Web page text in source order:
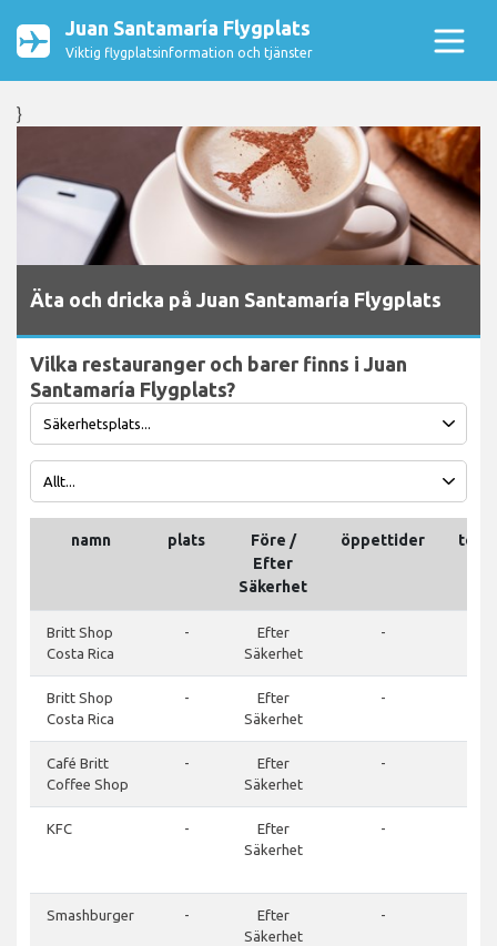
Juan Santamaría Flygplats
Viktig flygplatsinformation och tjänster
}
Äta och dricka på Juan Santamaría Flygplats
Vilka restauranger och barer finns i Juan
Santamaría Flygplats?
namn plats
Före /
Efter
Säkerhet
öppettider
Britt Shop
Costa Rica
-
Efter
Säkerhet
-
Britt Shop
Costa Rica
-
Efter
Säkerhet
-
Café Britt
Coffee Shop
-
Efter
Säkerhet
-
KFC -
Efter
Säkerhet
-
Smashburger -
Efter
Säkerhet
-